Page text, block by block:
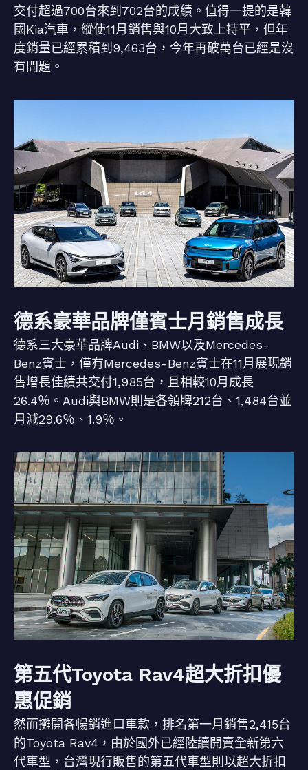
交付超過700台來到702台的成績。值得一提的是韓
國Kia汽車，縱使11月銷售與10月大致上持平，但年
度銷量已經累積到9,463台，今年再破萬台已經是沒
有問題。
德系豪華品牌僅賓士月銷售成長
德系三大豪華品牌Audi、BMW以及Mercedes-
Benz賓士，僅有Mercedes-Benz賓士在11月展現銷
售增長佳績共交付1,985台，且相較10月成長
26.4％。Audi與BMW則是各領牌212台、1,484台並
月減29.6％、1.9％。
第五代Toyota Rav4超大折扣優
惠促銷
然而攤開各暢銷進口車款，排名第一月銷售2,415台
的Toyota Rav4，由於國外已經陸續開賣全新第六
代車型，台灣現行販售的第五代車型則以超大折扣